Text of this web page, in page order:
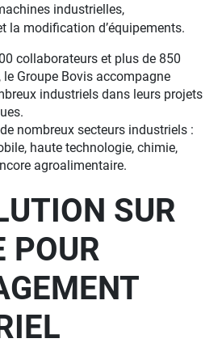
industrielles,
la modification d’équipements.
collaborateurs et plus de 850
Groupe Bovis accompagne
industriels dans leurs projets
nombreux secteurs industriels :
haute technologie, chimie,
agroalimentaire.
SUR
POUR